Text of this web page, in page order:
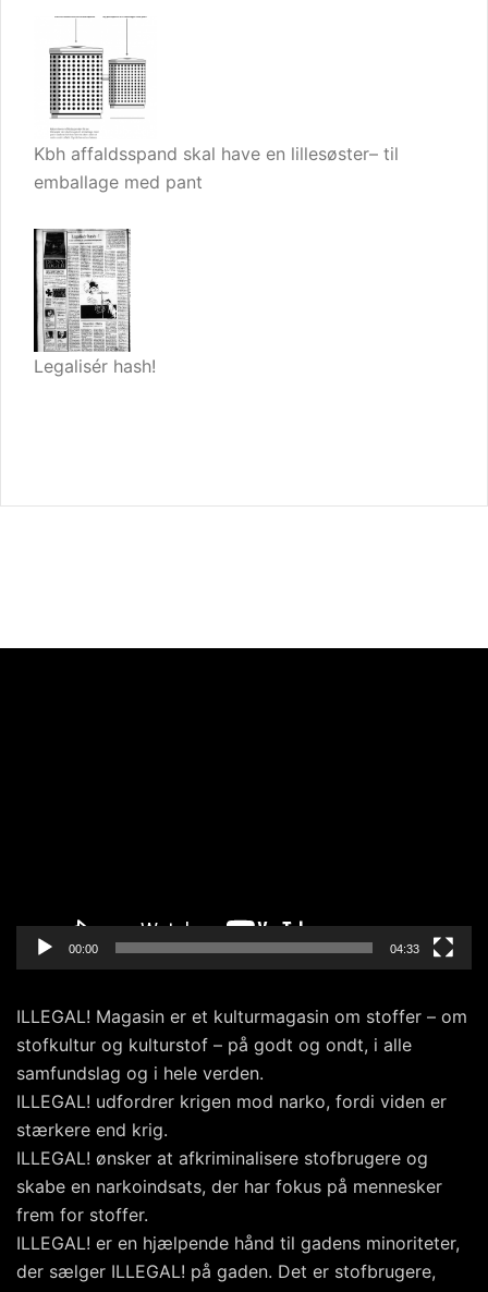
Kbh affaldsspand skal have en lillesøster– til
emballage med pant
Legalisér hash!
00:00 04:33
ILLEGAL! Magasin er et kulturmagasin om stoffer – om
stofkultur og kulturstof – på godt og ondt, i alle
samfundslag og i hele verden.
ILLEGAL! udfordrer krigen mod narko, fordi viden er
stærkere end krig.
ILLEGAL! ønsker at afkriminalisere stofbrugere og
skabe en narkoindsats, der har fokus på mennesker
frem for stoffer.
ILLEGAL! er en hjælpende hånd til gadens minoriteter,
der sælger ILLEGAL! på gaden. Det er stofbrugere,